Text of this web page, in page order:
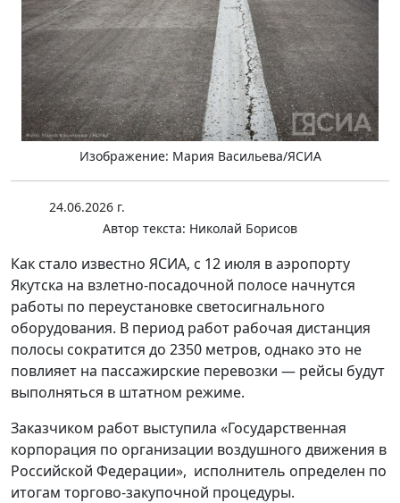
Изображение: Мария Васильева/ЯСИА
24.06.2026 г.
Автор текста: Николай Борисов
Как стало известно ЯСИА, с 12 июля в аэропорту
Якутска на взлетно-посадочной полосе начнутся
работы по переустановке светосигнального
оборудования. В период работ рабочая дистанция
полосы сократится до 2350 метров, однако это не
повлияет на пассажирские перевозки — рейсы будут
выполняться в штатном режиме.
Заказчиком работ выступила «Государственная
корпорация по организации воздушного движения в
Российской Федерации», исполнитель определен по
итогам торгово-закупочной процедуры.